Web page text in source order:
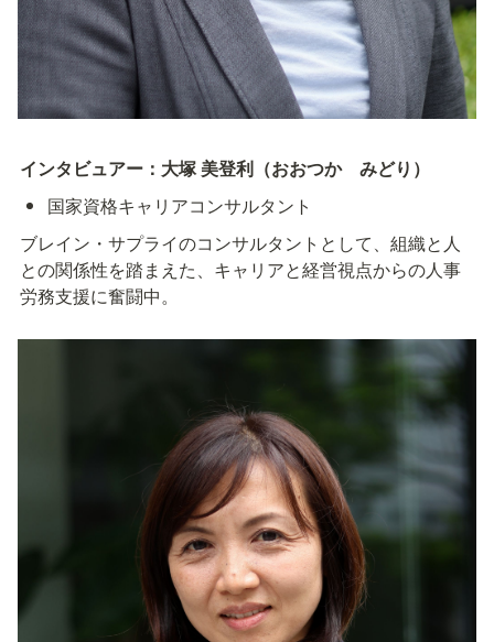
インタビュアー：大塚 美登利（おおつか　みどり）
国家資格キャリアコンサルタント
ブレイン・サプライのコンサルタントとして、組織と人
との関係性を踏まえた、キャリアと経営視点からの人事
労務支援に奮闘中。